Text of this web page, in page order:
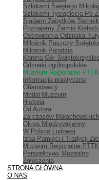
Szlakami Świętego
Szlakami Tysiąclecia Po
Śladami Zabytków
Poznajemy Ziemię
Ostrowiecka Odznaka
Miłośnik Puszczy
Miłośnik Ponidzia
Korona Gór
Odznaki ogólnopolskie
Muzeum Regionalne PTTK
Informacje praktyczne
Ofiarodawcy
Medal Muzeum
Historia
Od Autora
Za czasów Małachowskich
Okres Międzywojenny
W Polsce Ludowej
Izba Pamięci i Tradycji
Muzeum Regionalne PTTK
Perspektywy Muzealne
Zgłoszenia
STRONA GŁÓWNA
O NAS